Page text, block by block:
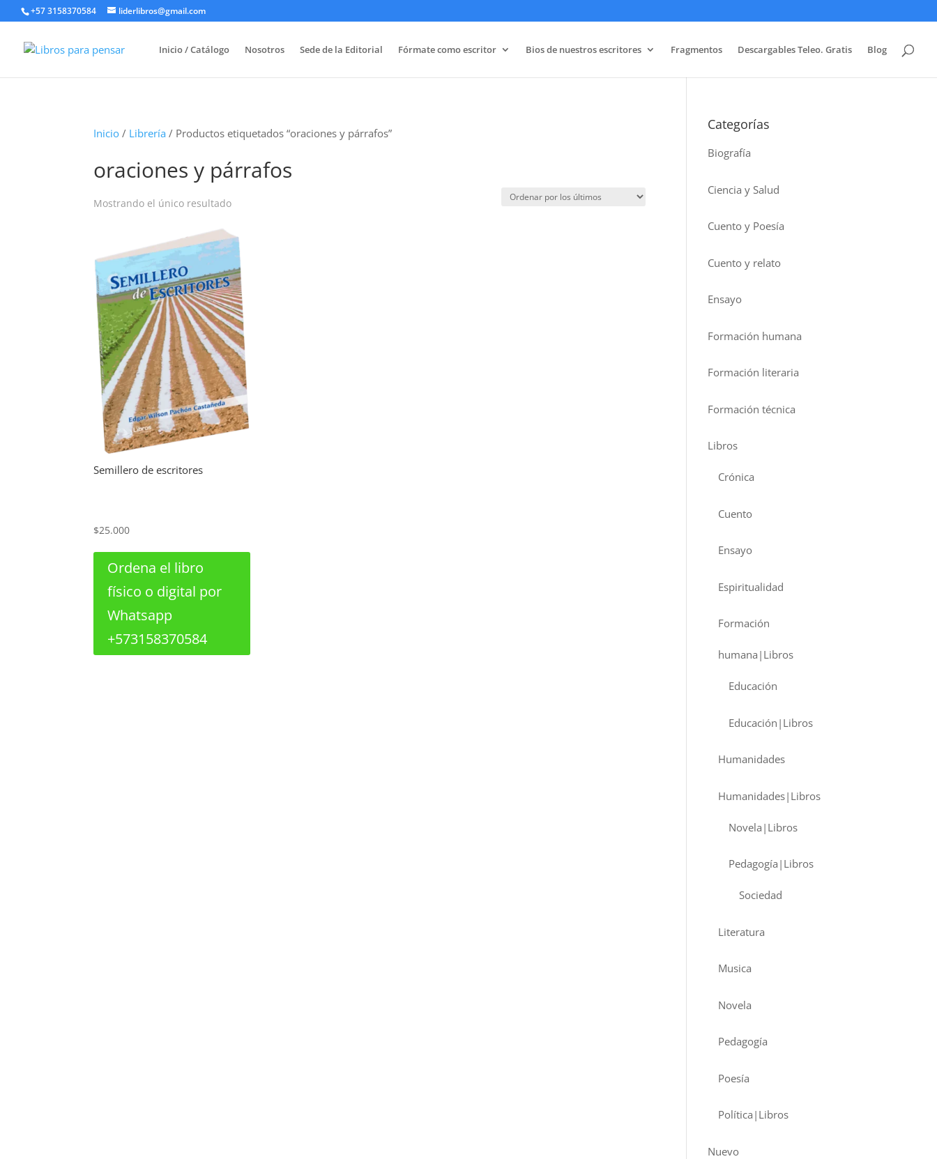
+57 3158370584 liderlibros@gmail.com
Inicio / Catálogo Nosotros Sede de la Editorial Fórmate como escritor Bios de nuestros escritores Fragmentos Descargables Teleo. Gratis Blog
Inicio / Librería / Productos etiquetados “oraciones y párrafos”
oraciones y párrafos
Mostrando el único resultado
Semillero de escritores
$25.000
Ordena el libro
físico o digital por
Whatsapp
+573158370584
Categorías
Biografía
Ciencia y Salud
Cuento y Poesía
Cuento y relato
Ensayo
Formación humana
Formación literaria
Formación técnica
Libros
Crónica
Cuento
Ensayo
Espiritualidad
Formación
humana|Libros
Educación
Educación|Libros
Humanidades
Humanidades|Libros
Novela|Libros
Pedagogía|Libros
Sociedad
Literatura
Musica
Novela
Pedagogía
Poesía
Política|Libros
Nuevo